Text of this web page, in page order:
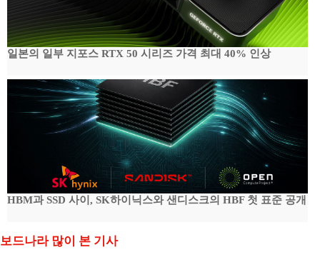
일본의 일부 지포스 RTX 50 시리즈 가격 최대 40% 인상
HBM과 SSD 사이, SK하이닉스와 샌디스크의 HBF 첫 표준 공개
보드나라 많이 본 기사